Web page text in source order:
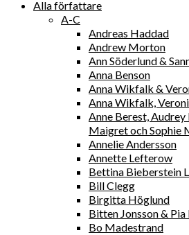
Alla författare
A-C
Andreas Haddad
Andrew Morton
Ann Söderlund &
Anna Benson
Anna Wikfalk &
Anna Wikfalk,
Anne Berest,
Maigret och Sophie
Annelie Andersson
Annette Lefterow
Bettina Bieberstein
Bill Clegg
Birgitta Höglund
Bitten Jonsson &
Bo Madestrand